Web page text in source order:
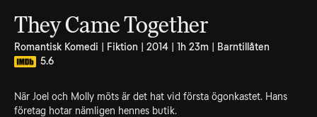
They Came Together
Romantisk Komedi | Fiktion | 2014 | 1h 23m | Barntillåten
5.6
När Joel och Molly möts är det hat vid första ögonkastet. Hans
företag hotar nämligen hennes butik.